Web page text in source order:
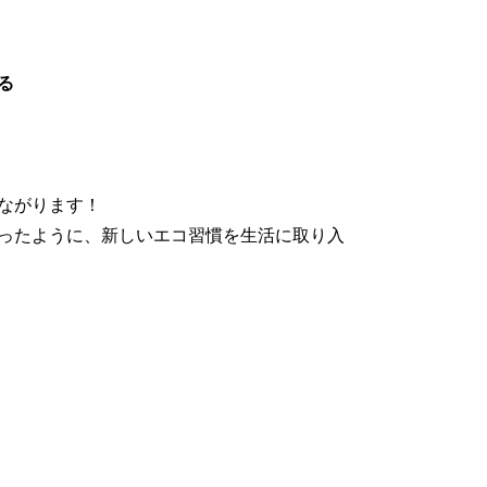
がります！
たように、新しいエコ習慣を生活に取り入